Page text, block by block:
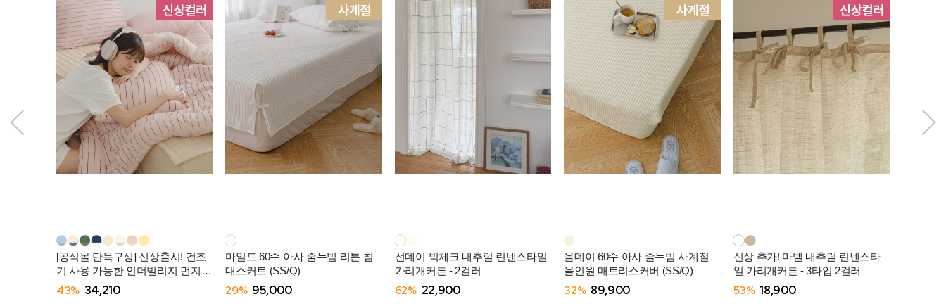
[공식몰 단독구성] 신상출시! 건조
기 사용 가능한 인더빌리지 먼지없
는 사계절 차렵이불 (SS/Q) -10컬
43% 34,210
마일드 60수 아사 줄누빔 리본 침
대스커트 (SS/Q)
29% 95,000
선데이 빅체크 내추럴 린넨스타일
가리개커튼 - 2컬러
62% 22,900
올데이 60수 아사 줄누빔 사계절
올인원 매트리스커버 (SS/Q)
32% 89,900
신상 추가! 마벨 내추럴 린넨스타
일 가리개커튼 - 3타입 2컬러
53% 18,900